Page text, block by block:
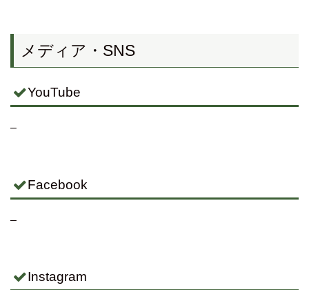
メディア・SNS
YouTube
–
Facebook
–
Instagram